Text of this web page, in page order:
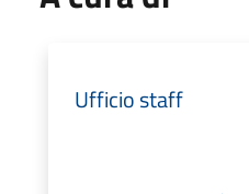
Ufficio staff